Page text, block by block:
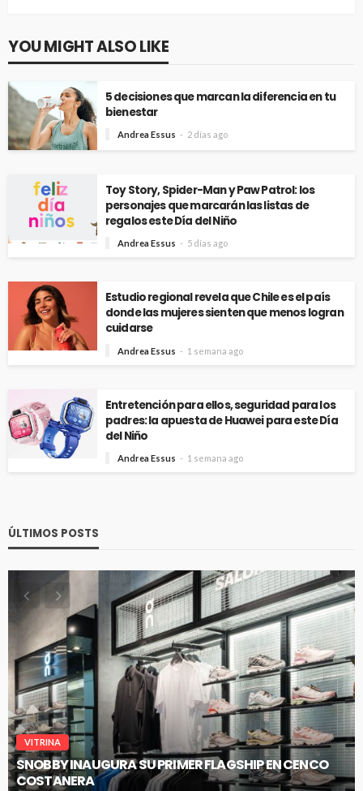
YOU MIGHT ALSO LIKE
5 decisiones que marcan la diferencia en tu
bienestar
Andrea Essus 2 días ago
Toy Story, Spider-Man y Paw Patrol: los
personajes que marcarán las listas de
regalos este Día del Niño
Andrea Essus 5 días ago
Estudio regional revela que Chile es el país
donde las mujeres sienten que menos logran
cuidarse
Andrea Essus 1 semana ago
Entretención para ellos, seguridad para los
padres: la apuesta de Huawei para este Día
del Niño
Andrea Essus 1 semana ago
ÚLTIMOS POSTS
VITRINA
SNOBBY INAUGURA SU PRIMER FLAGSHIP EN CENCO
COSTANERA